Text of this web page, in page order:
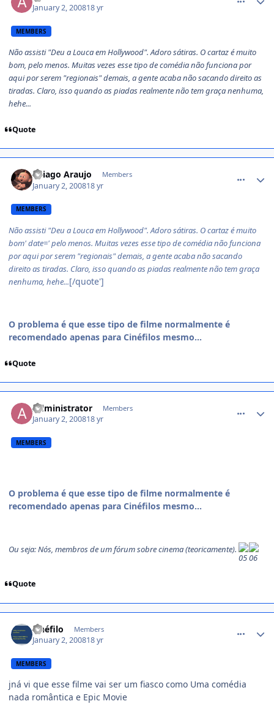
January 2, 200818 yr
MEMBERS
Não assisti "Deu a Louca em Hollywood". Adoro sátiras. O cartaz é muito
bom, pelo menos. Muitas vezes esse tipo de comédia não funciona por
aqui por serem "regionais" demais, a gente acaba não sacando direito as
tiradas. Claro, isso quando as piadas realmente não tem graça nenhuma,
hehe...
Quote
Thiago Araujo Members
January 2, 200818 yr
MEMBERS
Não assisti "Deu a Louca em Hollywood". Adoro sátiras. O cartaz é muito
bom' date=' pelo menos. Muitas vezes esse tipo de comédia não funciona
por aqui por serem "regionais" demais, a gente acaba não sacando
direito as tiradas. Claro, isso quando as piadas realmente não tem graça
nenhuma, hehe...[/quote']
O problema é que esse tipo de filme normalmente é
recomendado apenas para Cinéfilos mesmo...
Quote
Administrator Members
January 2, 200818 yr
MEMBERS
O problema é que esse tipo de filme normalmente é
recomendado apenas para Cinéfilos mesmo...
Ou seja: Nós, membros de um fórum sobre cinema (teoricamente).
Quote
cinéfilo Members
January 2, 200818 yr
MEMBERS
jná vi que esse filme vai ser um fiasco como Uma comédia
nada romântica e Epic Movie